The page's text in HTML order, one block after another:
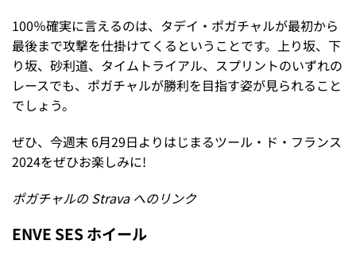
100％確実に言えるのは、タデイ・ポガチャルが最初から
最後まで攻撃を仕掛けてくるということです。上り坂、下
り坂、砂利道、タイムトライアル、スプリントのいずれの
レースでも、ポガチャルが勝利を目指す姿が見られること
でしょう。
ぜひ、今週末 6月29日よりはじまるツール・ド・フランス
2024をぜひお楽しみに!
ポガチャルの Strava へのリンク
ENVE SES ホイール